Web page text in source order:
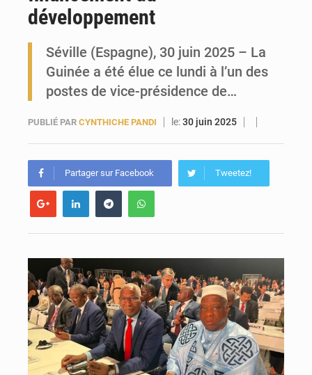
développement
Séville (Espagne), 30 juin 2025 – La
Guinée a été élue ce lundi à l’un des
postes de vice-présidence de…
PUBLIÉ PAR CYNTHICHE PANDI le:30 juin 2025
Partager sur Facebook Tweetez!